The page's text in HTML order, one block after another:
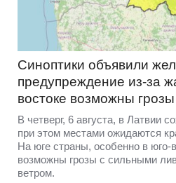
Синоптики объявили
предупреждение из-за
востоке возможны грозы
В четверг, 6 августа, в Латвии
при этом местами ожидаются
На юге страны, особенно в юго-
возможны грозы с сильными
ветром.